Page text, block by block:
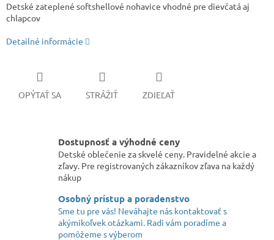
Detské zateplené softshellové nohavice vhodné pre dievčatá aj
chlapcov
Detailné informácie
OPÝTAŤ SA STRÁŽIŤ ZDIEĽAŤ
Dostupnosť a výhodné ceny
Detské oblečenie za skvelé ceny. Pravidelné akcie a
zľavy. Pre registrovaných zákazníkov zľava na každý
nákup
Osobný prístup a poradenstvo
Sme tu pre vás! Neváhajte nás kontaktovať s
akýmikoľvek otázkami. Radi vám poradíme a
pomôžeme s výberom